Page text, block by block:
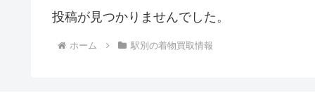
投稿が見つかりませんでした。
ホーム 駅別の着物買取情報